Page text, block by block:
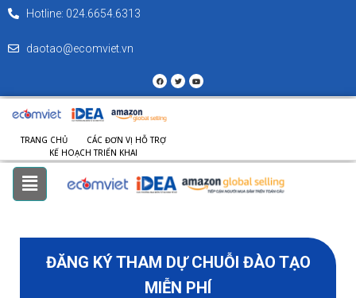
Hotline: 024.6654.6313
daotao@ecomviet.vn
TRANG CHỦ
CÁC ĐƠN VỊ HỖ TRỢ
KẾ HOẠCH TRIỂN KHAI
ĐĂNG KÝ THAM DỰ CHUỖI ĐÀO TẠO
MIỄN PHÍ